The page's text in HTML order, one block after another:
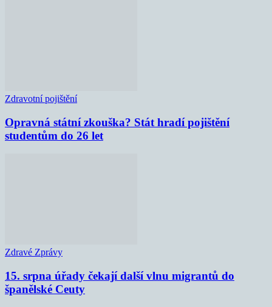
Zdravotní pojištění
Opravná státní zkouška? Stát hradí pojištění
studentům do 26 let
Zdravé Zprávy
15. srpna úřady čekají další vlnu migrantů do
španělské Ceuty